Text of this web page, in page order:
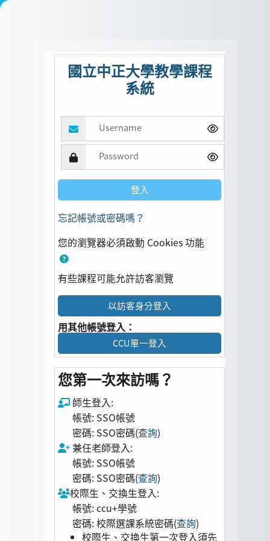
跳至主內容
國立中正大學教學課程
系統
Username
Password
登入
忘記帳號或密碼嗎？
您的瀏覽器必須啟動 Cookies 功能
有些課程可能允許訪客瀏覽
以訪客身分登入
用其他帳號登入：
CCU單一登入
您第一次來訪嗎？
師生登入:
帳號: SSO帳號
密碼: SSO密碼(查詢)
兼任老師登入:
帳號: SSO帳號
密碼: SSO密碼(查詢)
校際生、交換生登入:
帳號: ccu+學號
密碼: 校際選課系統密碼(查詢)
校際生、交換生第一次登入須先